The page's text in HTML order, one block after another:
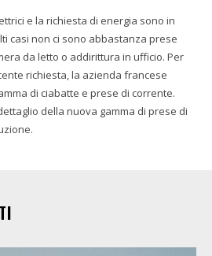
e la richiesta di energia sono in
casi non ci sono abbastanza prese
da letto o addirittura in ufficio. Per
richiesta, la azienda francese
di ciabatte e prese di corrente.
della nuova gamma di prese di